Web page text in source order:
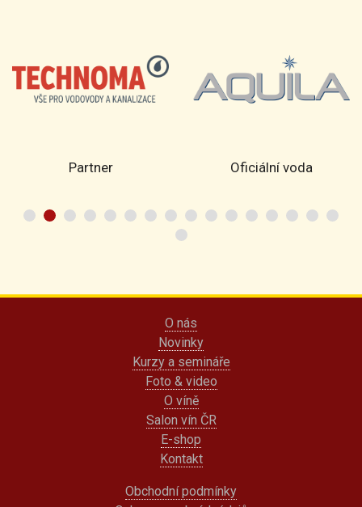
Partner Oficiální voda
O nás
Novinky
Kurzy a semináře
Foto & video
O víně
Salon vín ČR
E-shop
Kontakt
Obchodní podmínky